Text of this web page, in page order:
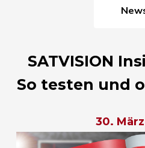
SATVISION
So testen und
30.